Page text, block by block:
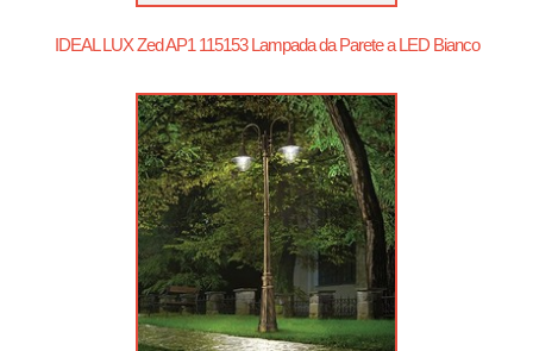
IDEAL LUX Zed AP1 115153 Lampada da Parete a LED Bianco